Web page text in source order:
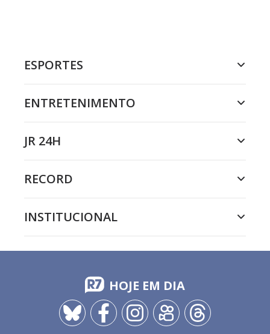
ESPORTES
ENTRETENIMENTO
JR 24H
RECORD
INSTITUCIONAL
HOJE EM DIA